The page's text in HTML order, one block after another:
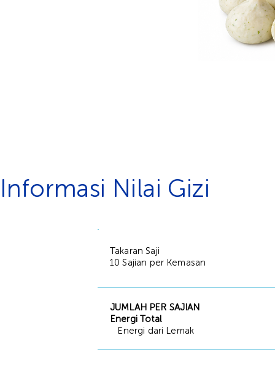
Informasi Nilai Gizi
Takaran Saji
10 Sajian per Kemasan
JUMLAH PER SAJIAN
Energi Total
Energi dari Lemak